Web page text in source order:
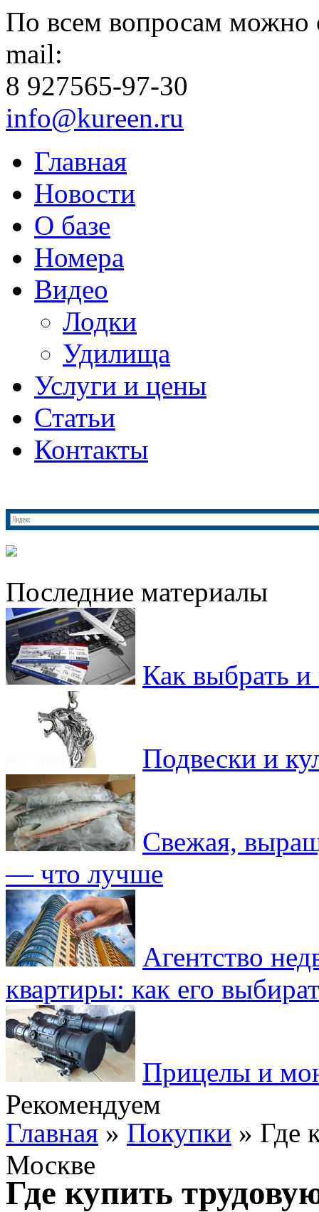
По всем вопросам можно
mail:
8 927565-97-30
info@kureen.ru
Главная
Новости
О базе
Номера
Видео
Лодки
Удилища
Услуги и цены
Статьи
Контакты
Последние материалы
Как выбрать и
Подвески и
Свежая,
— что лучше
Агентство
квартиры: как его
Прицелы и
Рекомендуем
Главная » Покупки » Где
Москве
Где купить